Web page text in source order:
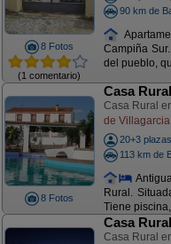
8 Fotos
(1 comentario)
90 km de
Campiña
del pueblo,
8 Fotos
Casa
Casa Rural
de
20+3 plazas
113 km de
Rural.
Tiene
Casa
Casa Rural